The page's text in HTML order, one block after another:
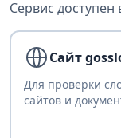
Сервис доступен
Сайт
Для проверки
сайтов и